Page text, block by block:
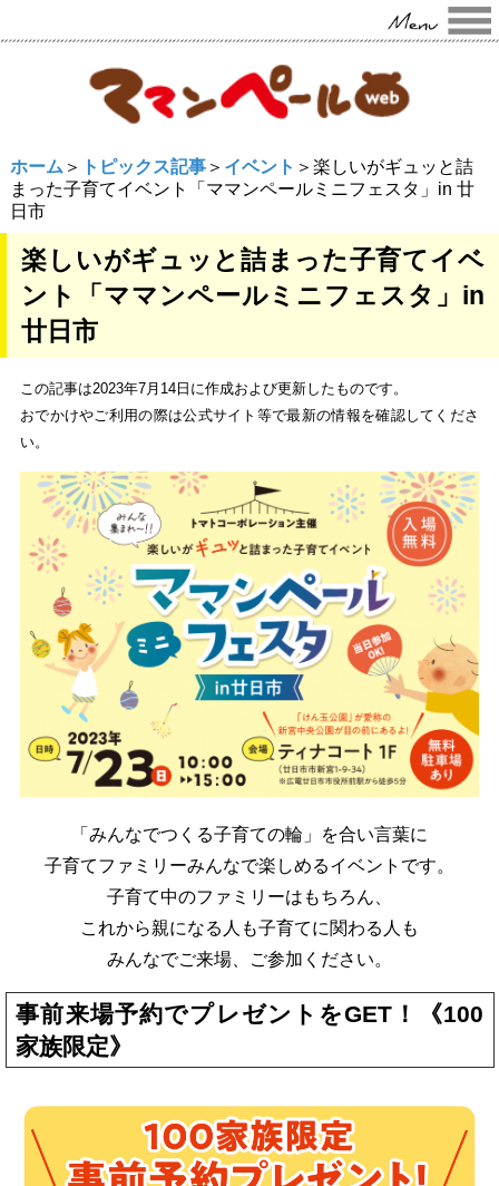
ホーム ＞ トピックス記事＞ イベント ＞楽しいがギュッと詰
まった子育てイベント「ママンペールミニフェスタ」in 廿
日市
楽しいがギュッと詰まった子育てイベ
ント「ママンペールミニフェスタ」in
廿日市
この記事は2023年7月14日に作成および更新したものです。
おでかけやご利用の際は公式サイト等で最新の情報を確認してくださ
い。
「みんなでつくる子育ての輪」を合い言葉に
子育てファミリーみんなで楽しめるイベントです。
子育て中のファミリーはもちろん、
これから親になる人も子育てに関わる人も
みんなでご来場、ご参加ください。
事前来場予約でプレゼントをGET！《100
家族限定》